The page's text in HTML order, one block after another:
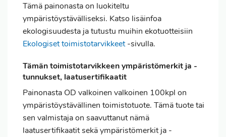
Tämä painonasta on luokiteltu
ympäristöystävälliseksi. Katso lisäinfoa
ekologisuudesta ja tutustu muihin ekotuotteisiin
Ekologiset toimistotarvikkeet-sivulla.
Tämän toimistotarvikkeen ympäristömerkit ja -
tunnukset, laatusertifikaatit
Painonasta OD valkoinen valkoinen 100kpl on
ympäristöystävällinen toimistotuote. Tämä tuote tai
sen valmistaja on saavuttanut nämä
laatusertifikaatit sekä ympäristömerkit ja -